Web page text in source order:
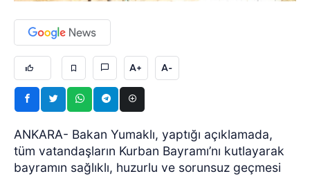
A+ A-
ANKARA- Bakan Yumaklı, yaptığı açıklamada,
tüm vatandaşların Kurban Bayramı’nı kutlayarak
bayramın sağlıklı, huzurlu ve sorunsuz geçmesi